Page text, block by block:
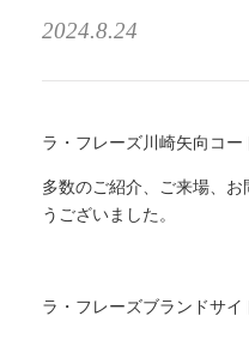
2024.8.24
ラ・フレーズ川崎矢向コー
多数のご紹介、ご来場、
うございました。
ラ・フレーズブランドサイ